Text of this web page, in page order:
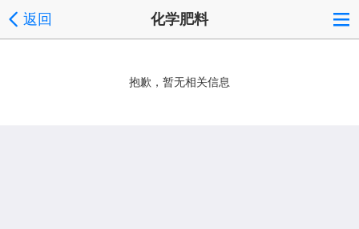
返回 化学肥料
抱歉，暂无相关信息